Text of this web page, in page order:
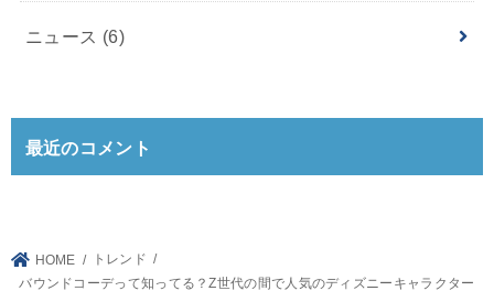
ニュース (6)
最近のコメント
HOME
トレンド
バウンドコーデって知ってる？Z世代の間で人気のディズニーキャラクター